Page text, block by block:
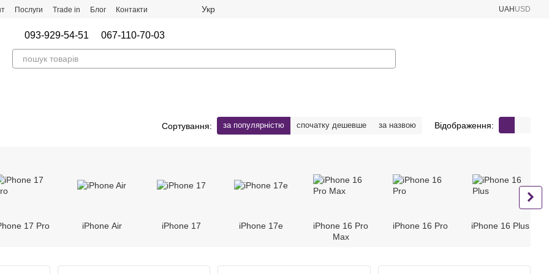
Послуги Trade in Блог Контакти Укр UAH USD
093-929-54-51 067-110-70-03
Сортування: за популярністю спочатку дешевше за назвою Відображення:
17 Pro iPhone Air iPhone 17 iPhone 17e
iPhone 16 Pro
Max
iPhone 16 Pro iPhone 16 Plus